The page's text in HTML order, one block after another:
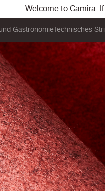
Welcome to Camira.
GastronomieTechnisches